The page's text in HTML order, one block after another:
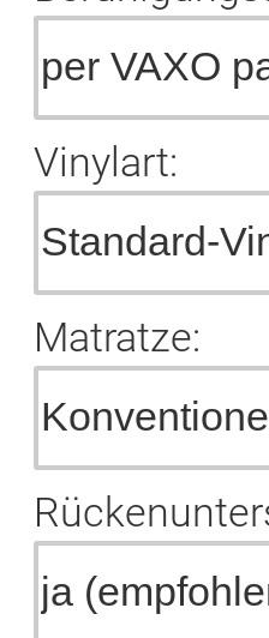
Vinylart:
Matratze: